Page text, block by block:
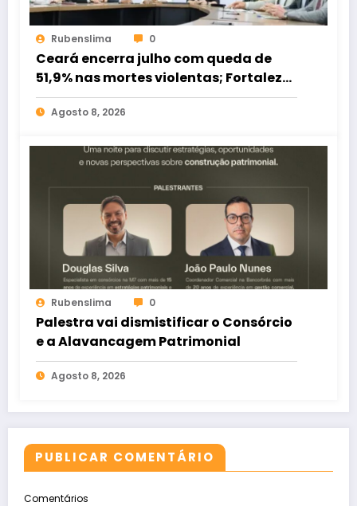
Rubenslima 0
Ceará encerra julho com queda de
51,9% nas mortes violentas; Fortaleza
registra redução de 62,3%
Agosto 8, 2026
Rubenslima 0
Palestra vai dismistificar o Consórcio
e a Alavancagem Patrimonial
Agosto 8, 2026
PUBLICAR COMENTÁRIO
Comentários